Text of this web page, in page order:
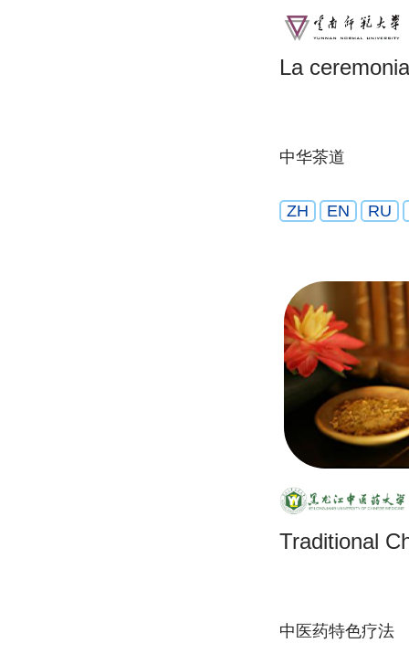
La
中华茶道
ZH EN RU
Traditional
中医药特色疗法